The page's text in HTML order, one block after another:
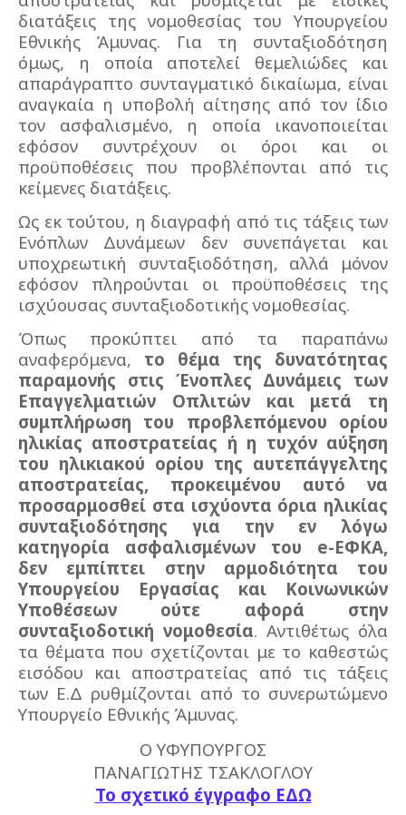
διατάξεις της νομοθεσίας του Υπουργείου
Εθνικής Άμυνας. Για τη συνταξιοδότηση
όμως, η οποία αποτελεί θεμελιώδες και
απαράγραπτο συνταγματικό δικαίωμα, είναι
αναγκαία η υποβολή αίτησης από τον ίδιο
τον ασφαλισμένο, η οποία ικανοποιείται
εφόσον συντρέχουν οι όροι και οι
προϋποθέσεις που προβλέπονται από τις
κείμενες διατάξεις.
Ως εκ τούτου, η διαγραφή από τις τάξεις των
Ενόπλων Δυνάμεων δεν συνεπάγεται και
υποχρεωτική συνταξιοδότηση, αλλά μόνον
εφόσον πληρούνται οι προϋποθέσεις της
ισχύουσας συνταξιοδοτικής νομοθεσίας.
Όπως προκύπτει από τα παραπάνω
αναφερόμενα, το θέμα της δυνατότητας
παραμονής στις Ένοπλες Δυνάμεις των
Επαγγελματιών Οπλιτών και μετά τη
συμπλήρωση του προβλεπόμενου ορίου
ηλικίας αποστρατείας ή η τυχόν αύξηση
του ηλικιακού ορίου της αυτεπάγγελτης
αποστρατείας, προκειμένου αυτό να
προσαρμοσθεί στα ισχύοντα όρια ηλικίας
συνταξιοδότησης για την εν λόγω
κατηγορία ασφαλισμένων του e-ΕΦΚΑ,
δεν εμπίπτει στην αρμοδιότητα του
Υπουργείου Εργασίας και Κοινωνικών
Υποθέσεων ούτε αφορά στην
συνταξιοδοτική νομοθεσία. Αντιθέτως όλα
τα θέματα που σχετίζονται με το καθεστώς
εισόδου και αποστρατείας από τις τάξεις
των Ε.Δ ρυθμίζονται από το συνερωτώμενο
Υπουργείο Εθνικής Άμυνας.
Ο ΥΦΥΠΟΥΡΓΟΣ
ΠΑΝΑΓΙΩΤΗΣ ΤΣΑΚΛΟΓΛΟΥ
Το σχετικό έγγραφο ΕΔΩ